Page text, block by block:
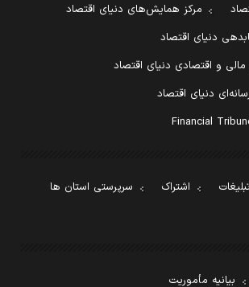
مرکز همایش‌های دنیای اقتصاد
دنیای اقتصاد
و اقتصادی دنیای اقتصاد
دنیای اقتصاد
اشتراک
سرپرستی استان ها
بیانیه مأموریت